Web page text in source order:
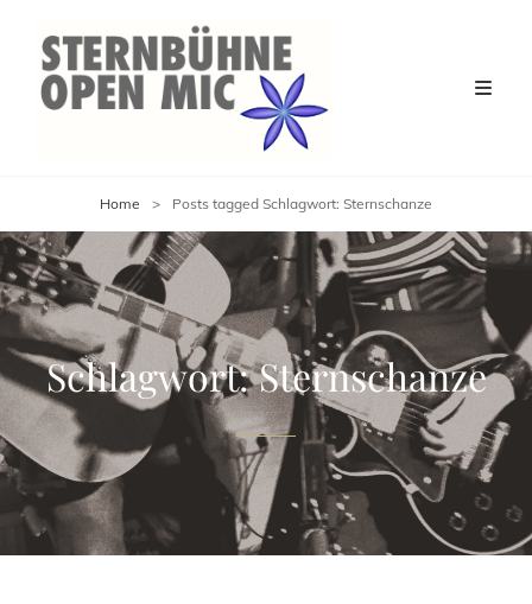
Home > Posts tagged Schlagwort: Sternschanze
Schlagwort:Sternschanze